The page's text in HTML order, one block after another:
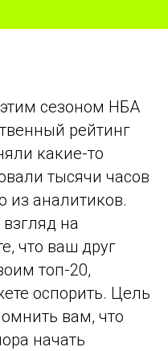
сезоном НБА
рейтинг
какие-то
тысячи часов
из аналитиков.
на
что ваш друг
топ-20,
оспорить. Цель
вам, что
начать